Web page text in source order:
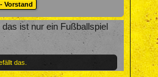
Vorstand
ist nur ein Fußballspiel
das.